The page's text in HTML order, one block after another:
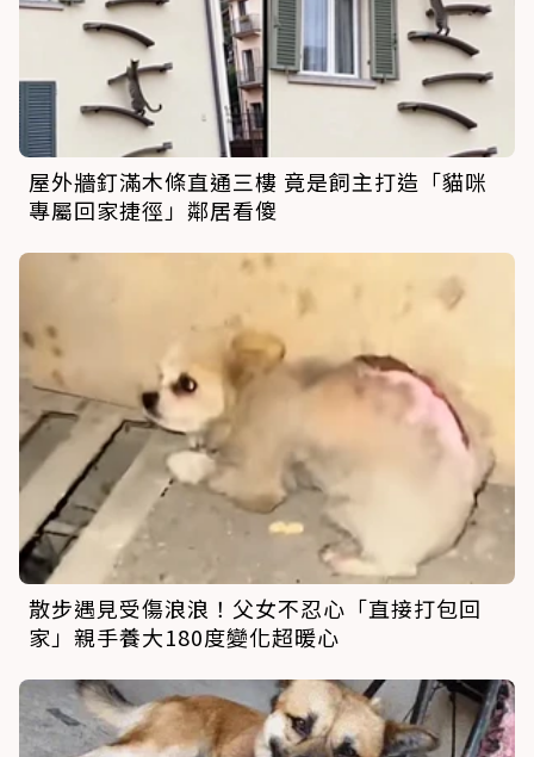
屋外牆釘滿木條直通三樓 竟是飼主打造「貓咪
專屬回家捷徑」鄰居看傻
散步遇見受傷浪浪！父女不忍心「直接打包回
家」親手養大180度變化超暖心